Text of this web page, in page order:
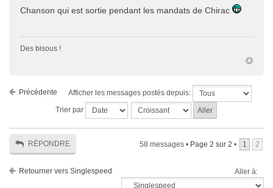
Chanson qui est sortie pendant les mandats de Chirac
Des bisous !
Précédente
Afficher les messages postés depuis:
Trier par
RÉPONDRE 58 messages • Page 2 sur 2 • 1 2
Retourner vers Singlespeed Aller à: